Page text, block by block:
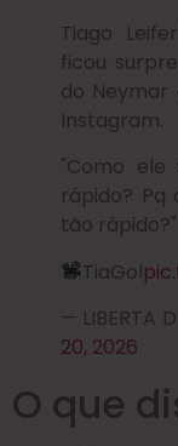
Tiago
ficou
do Neymar
Instagram.
"Como
rápido? Pq
tão rápido?"
TiaGol
— LIBERTA
20, 2026
O que